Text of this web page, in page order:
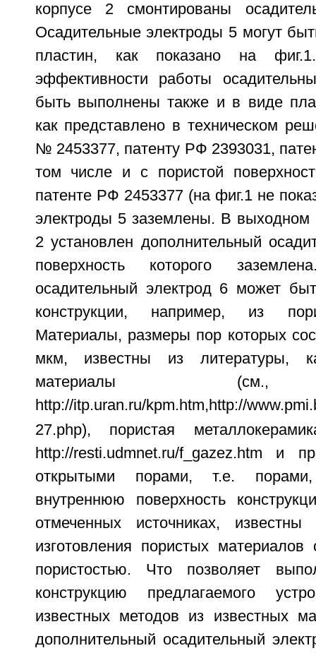
корпусе 2 смонтированы
Осадительные электроды 5 могут
пластин, как показано на
эффективности работы
быть выполнены также и в виде
как представлено в техническом
№ 2453377, патенту РФ 2393031,
том числе и с пористой
патенте РФ 2453377 (на фиг.1 не
электроды 5 заземлены. В выходном
2 установлен дополнительный
поверхность которого
осадительный электрод 6 может
конструкции, например, из
Материалы, размеры пор которых
мкм, известны из литературы,
материалы (см.,
http://itp.uran.ru/kpm.htm,http://
27.php), пористая
http://resti.udmnet.ru/f_gazez.htm и
открытыми порами, т.е.
внутреннюю поверхность
отмеченных источниках,
изготовления пористых
пористостью. Что позволяет
конструкцию предлагаемого
известных методов из известных
дополнительный осадительный